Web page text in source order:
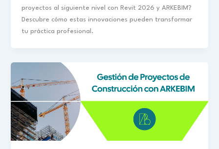
proyectos al siguiente nivel con Revit 2026 y ARKEBIM?
Descubre cómo estas innovaciones pueden transformar
tu práctica profesional.